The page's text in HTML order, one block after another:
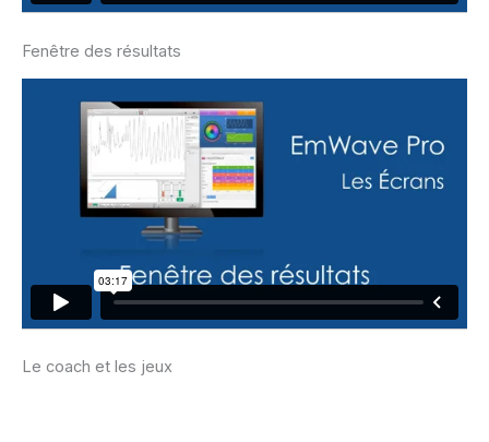
Fenêtre des résultats
Le coach et les jeux